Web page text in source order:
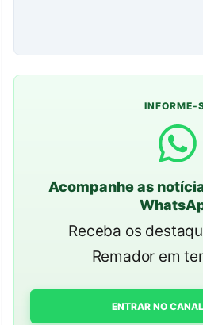
INFORME-
Acompanhe as
Receba os
Remador em
ENTRAR NO